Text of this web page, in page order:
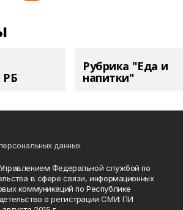
РБ
Рубрика "Еда и
напитки"
данных
Федеральной службой по
в сфере связи, информационных
коммуникаций по Республике
о регистрации СМИ: ПИ